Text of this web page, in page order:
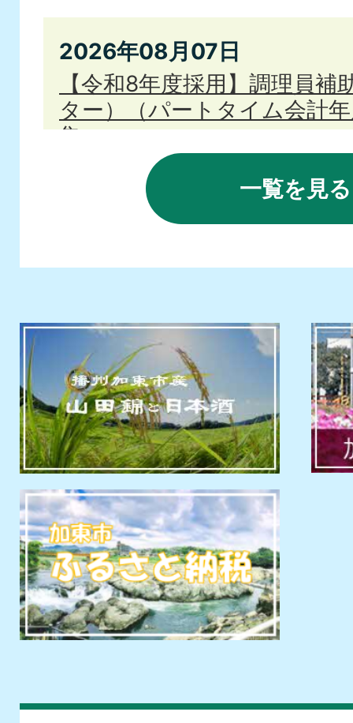
2026年08月07日
【令和8年度採用】調理員補
ター）（パートタイム会計
集
2026年08月07日
障害 ～子育てで大切なこと
2026年08月04日
（加東市夏のおどり）浴衣
ク（無料）の事前予約を受
2026年08月04日
県事業「田舎暮らし農園施
希望者を募集します（8月14
2026年08月04日
乳がん検診を受けましょう
2026年08月04日
一覧を見る